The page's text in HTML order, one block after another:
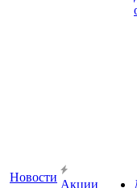
Новости
Акции